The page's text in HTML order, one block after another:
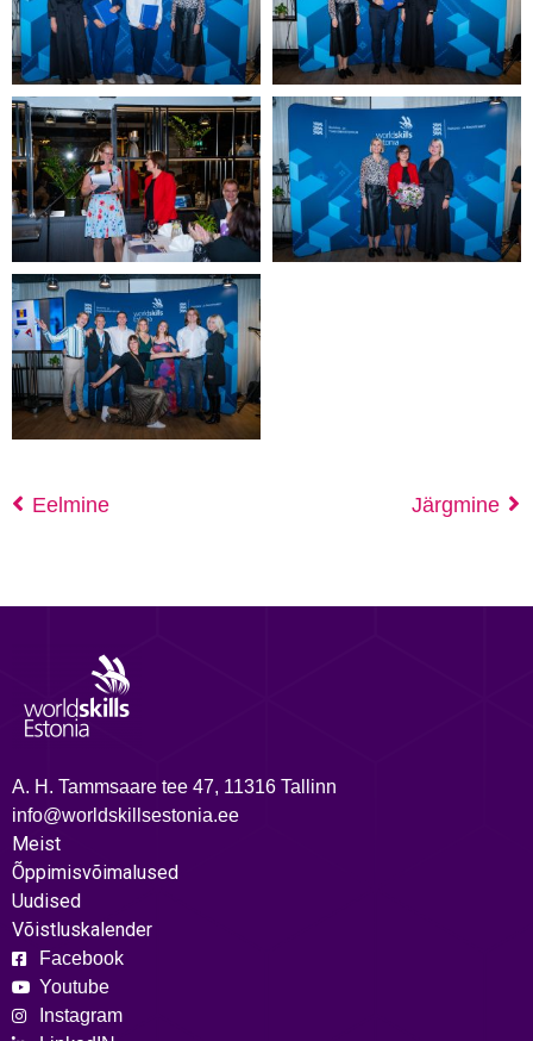
Eelmine Järgmine
A. H. Tammsaare tee 47, 11316 Tallinn
info@worldskillsestonia.ee
Meist
Õppimisvõimalused
Uudised
Võistluskalender
Facebook
Youtube
Instagram